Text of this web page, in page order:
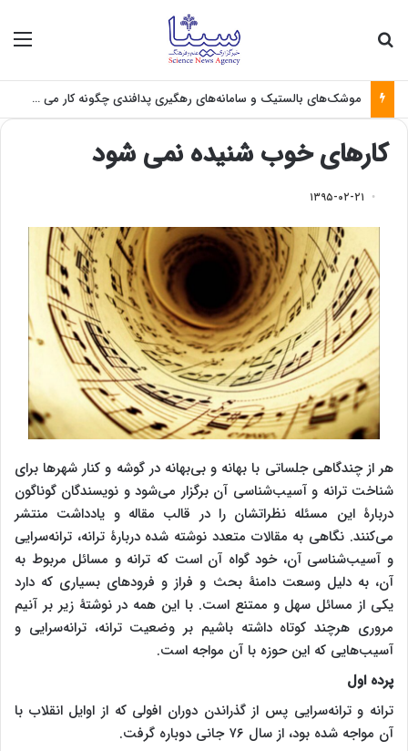
موشک‌های بالستیک و سامانه‌های رهگیری پدافندی چگونه کار می کنند؟
کارهای خوب شنیده نمی شود
۱۳۹۵-۰۲-۲۱
هر از چندگاهی جلساتی با بهانه و بی‌بهانه در گوشه و کنار شهر‌ها برای
شناخت ترانه و آسیب‌شناسی آن برگزار می‌شود و نویسندگان گوناگون
دربارۀ این مسئله نظراتشان را در قالب مقاله و یادداشت منتشر
می‌کنند. نگاهی به مقالات متعدد نوشته شده دربارۀ ترانه، ترانه‌سرایی
و آسیب‌شناسی آن، خود گواه آن است که ترانه و مسائل مربوط به
آن، به دلیل وسعت دامنۀ بحث و فراز و فرودهای بسیاری که دارد
یکی از مسائل سهل و ممتنع است. با این همه در نوشتۀ زیر بر آنیم
مروری هرچند کوتاه داشته باشیم بر وضعیت ترانه، ترانه‌سرایی و
آسیب‌هایی که این حوزه با آن مواجه است.
پرده اول
ترانه و ترانه‌سرایی پس از گذراندن دوران افولی که از اوایل انقلاب با
آن مواجه شده بود، از سال ۷۶ جانی دوباره گرفت.